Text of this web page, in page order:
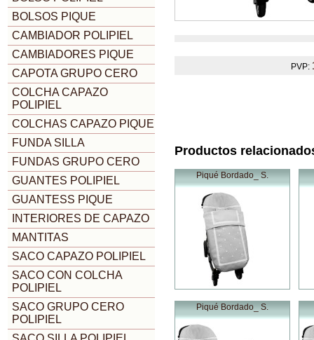
BOLSOS PIQUE
CAMBIADOR POLIPIEL
CAMBIADORES PIQUE
CAPOTA GRUPO CERO
COLCHA CAPAZO
POLIPIEL
COLCHAS CAPAZO PIQUE
FUNDA SILLA
FUNDAS GRUPO CERO
GUANTES POLIPIEL
GUANTESS PIQUE
INTERIORES DE CAPAZO
MANTITAS
SACO CAPAZO POLIPIEL
SACO CON COLCHA
POLIPIEL
SACO GRUPO CERO
POLIPIEL
PVP:
Productos
Piqué Bordado_ S.
Piqué Bordado_ S.